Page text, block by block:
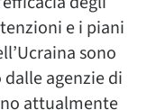
e i piani
sono
agenzie di
attualmente